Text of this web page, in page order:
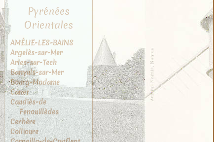
Pyrénées
Orientales
AMÉLIE-LES-BAINS
Argelès-sur-Mer
Arles-sur-Tech
Banyuls-sur-Mer
Bourg-Madame
Canet
Caudiès-de
Fenouillèdes
Cerbère
Collioure